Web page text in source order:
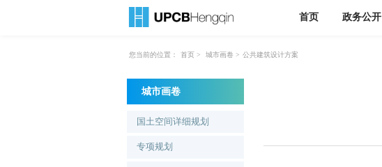
首页 政务公开
您当前的位置： 首页 > 城市画卷 > 公共建筑设计方案
城市画卷
国土空间详细规划
专项规划